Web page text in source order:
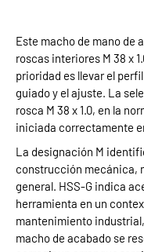
Este macho de mano de
roscas interiores M 38 x
prioridad es llevar el
guiado y el ajuste. La
rosca M 38 x 1.0, en la
iniciada correctamente
La designación M
construcción mecánica,
general. HSS-G indica
herramienta en un
mantenimiento
macho de acabado se